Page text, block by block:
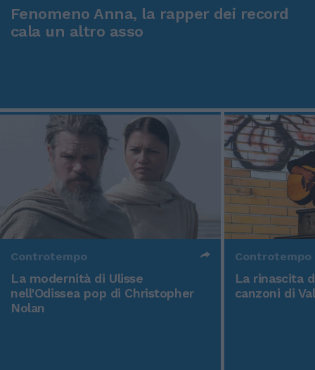
Fenomeno Anna, la rapper dei record
cala un altro asso
Controtempo
La modernità di Ulisse
nell'Odissea pop di Christopher
Nolan
Controtempo
La rinascita
canzoni di